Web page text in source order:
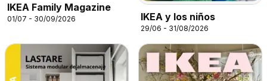
IKEA Family Magazine
01/07 - 30/09/2026 IKEA y los niños
29/06 - 31/08/2026